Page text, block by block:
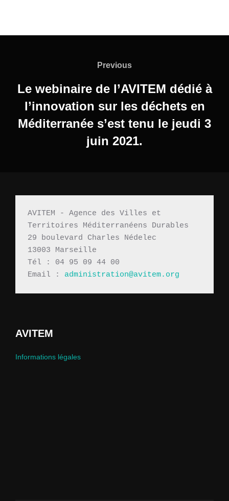
l’article
Previous
Previous
Le webinaire de l’AVITEM dédié à
l’innovation sur les déchets en
Méditerranée s’est tenu le jeudi 3
juin 2021.
AVITEM - Agence des Villes et
Territoires Méditerranéens Durables
29 boulevard Charles Nédelec
13003 Marseille
Tél : 04 95 09 44 00
Email : administration@avitem.org
AVITEM
Informations légales